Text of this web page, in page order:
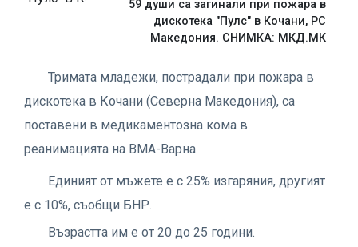
59 души са загинали при пожара в
дискотека "Пулс" в Кочани, РС
Македония. СНИМКА: МКД.МК
Тримата младежи, пострадали при пожара в
дискотека в Кочани (Северна Македония), са
поставени в медикаментозна кома в
реанимацията на ВМА-Варна.
Единият от мъжете е с 25% изгаряния, другият
е с 10%, съобщи БНР.
Възрастта им е от 20 до 25 години.